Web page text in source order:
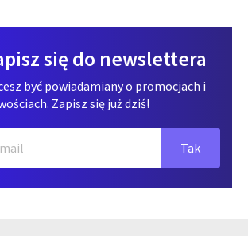
się do newslettera
być powiadamiany o promocjach i
Zapisz się już dziś!